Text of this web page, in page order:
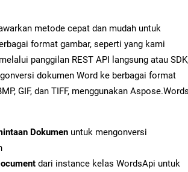
metode cepat dan mudah untuk
format gambar, seperti yang kami
panggilan REST API langsung atau
dokumen Word ke berbagai format
GIF, dan TIFF, menggunakan Aspose.Words
Dokumen untuk mengonversi
dari instance kelas WordsApi untuk